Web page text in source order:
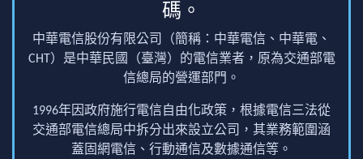
碼。
中華電信股份有限公司（簡稱：中華電信、中華電、
CHT）是中華民國（臺灣）的電信業者，原為交通部電
信總局的營運部門。
1996年因政府施行電信自由化政策，根據電信三法從
交通部電信總局中拆分出來設立公司，其業務範圍涵
蓋固網電信、行動通信及數據通信等。